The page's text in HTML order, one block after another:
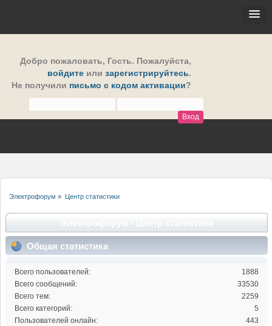
Добро пожаловать, Гость. Пожалуйста,
войдите или зарегистрируйтесь.
Не получили письмо с кодом активации?
Электрофорум » Центр статистики
Общая статистика
Всего пользователей:
1888
Всего сообщений:
33530
Всего тем:
2259
Всего категорий:
5
Пользователей онлайн:
443